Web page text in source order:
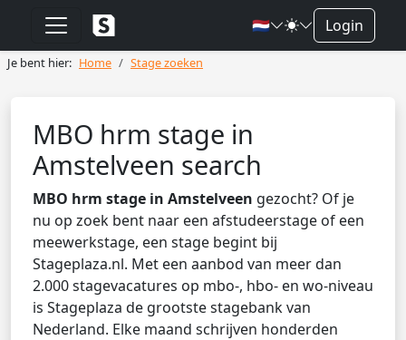
🇳🇱 Login
Je bent hier: Home Stage zoeken
MBO hrm stage in
Amstelveen search
MBO hrm stage in Amstelveen gezocht? Of je
nu op zoek bent naar een afstudeerstage of een
meewerkstage, een stage begint bij
Stageplaza.nl. Met een aanbod van meer dan
2.000 stagevacatures op mbo-, hbo- en wo-niveau
is Stageplaza de grootste stagebank van
Nederland. Elke maand schrijven honderden